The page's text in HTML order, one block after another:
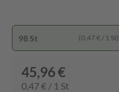
98 St (0,47 € / 1 St)
45,96 €
0,47 € / 1 St